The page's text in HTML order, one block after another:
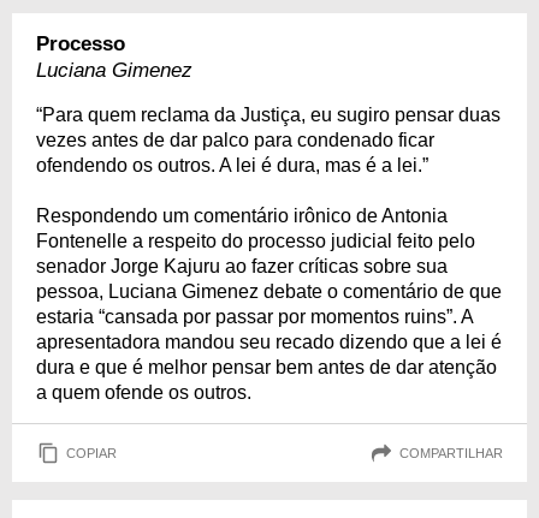
Processo
Luciana Gimenez
“Para quem reclama da Justiça, eu sugiro pensar duas
vezes antes de dar palco para condenado ficar
ofendendo os outros. A lei é dura, mas é a lei.”
Respondendo um comentário irônico de Antonia
Fontenelle a respeito do processo judicial feito pelo
senador Jorge Kajuru ao fazer críticas sobre sua
pessoa, Luciana Gimenez debate o comentário de que
estaria “cansada por passar por momentos ruins”. A
apresentadora mandou seu recado dizendo que a lei é
dura e que é melhor pensar bem antes de dar atenção
a quem ofende os outros.
COPIAR COMPARTILHAR